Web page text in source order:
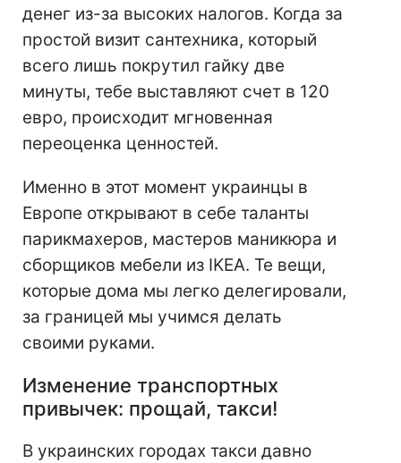
денег из-за высоких налогов. Когда за
простой визит сантехника, который
всего лишь покрутил гайку две
минуты, тебе выставляют счет в 120
евро, происходит мгновенная
переоценка ценностей.
Именно в этот момент украинцы в
Европе открывают в себе таланты
парикмахеров, мастеров маникюра и
сборщиков мебели из IKEA. Те вещи,
которые дома мы легко делегировали,
за границей мы учимся делать
своими руками.
Изменение транспортных
привычек: прощай, такси!
В украинских городах такси давно